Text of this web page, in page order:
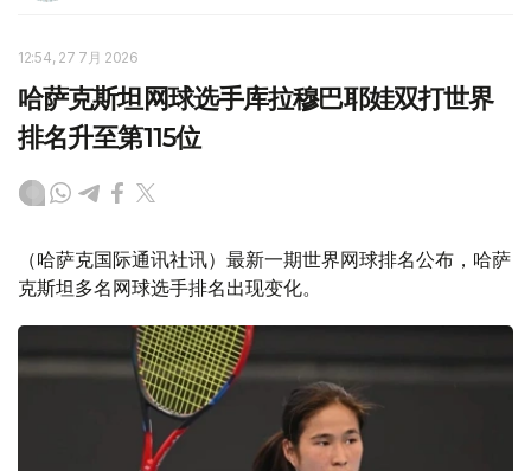
12:54, 27 7月 2026
哈萨克斯坦网球选手库拉穆巴耶娃双打世界
排名升至第115位
（哈萨克国际通讯社讯）最新一期世界网球排名公布，哈萨
克斯坦多名网球选手排名出现变化。